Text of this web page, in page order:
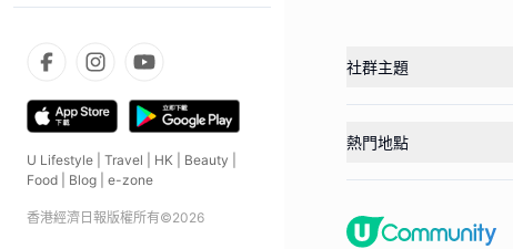
U Lifestyle Travel HK Beauty
Food
Blog e-zone
香港經濟日報版權所有©2026
社群主題
熱門地點